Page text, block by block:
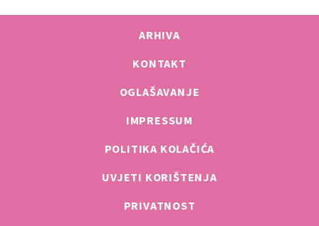
ARHIVA
KONTAKT
OGLAŠAVANJE
IMPRESSUM
POLITIKA KOLAČIĆA
UVJETI KORIŠTENJA
PRIVATNOST